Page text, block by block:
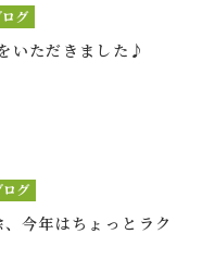
グ
いただきました♪
ログ
今年はちょっとラク